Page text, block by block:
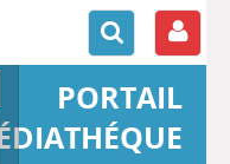
PORTAIL